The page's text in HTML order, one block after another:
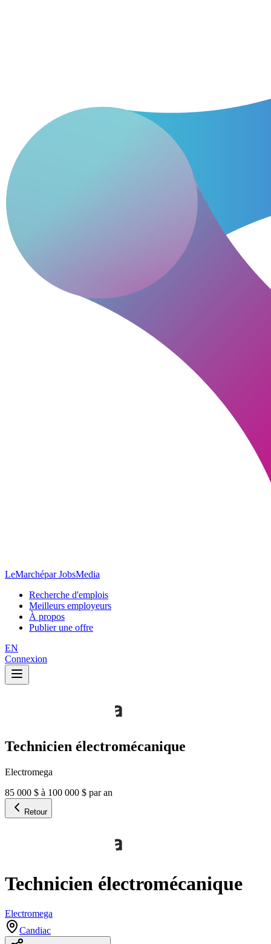
LeMarchépar JobsMedia
Recherche d'emplois
Meilleurs employeurs
À propos
Publier une offre
EN
Connexion
Technicien électromécanique
Electromega
85 000 $ à 100 000 $ par an
Retour
Technicien électromécanique
Electromega
Candiac